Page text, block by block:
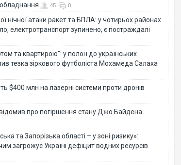
45 0
нічної атаки ракет та БПЛА: у чотирьох районах
електротранспорт зупинено, є постраждалі
та квартирою": у полон до українських
тезка зіркового футболіста Мохамеда Салаха
$400 млн на лазерні системи проти дронів
про погіршення стану Джо Байдена
та Запорізька області – у зоні ризику»:
загрожує Україні дефіцит водних ресурсів